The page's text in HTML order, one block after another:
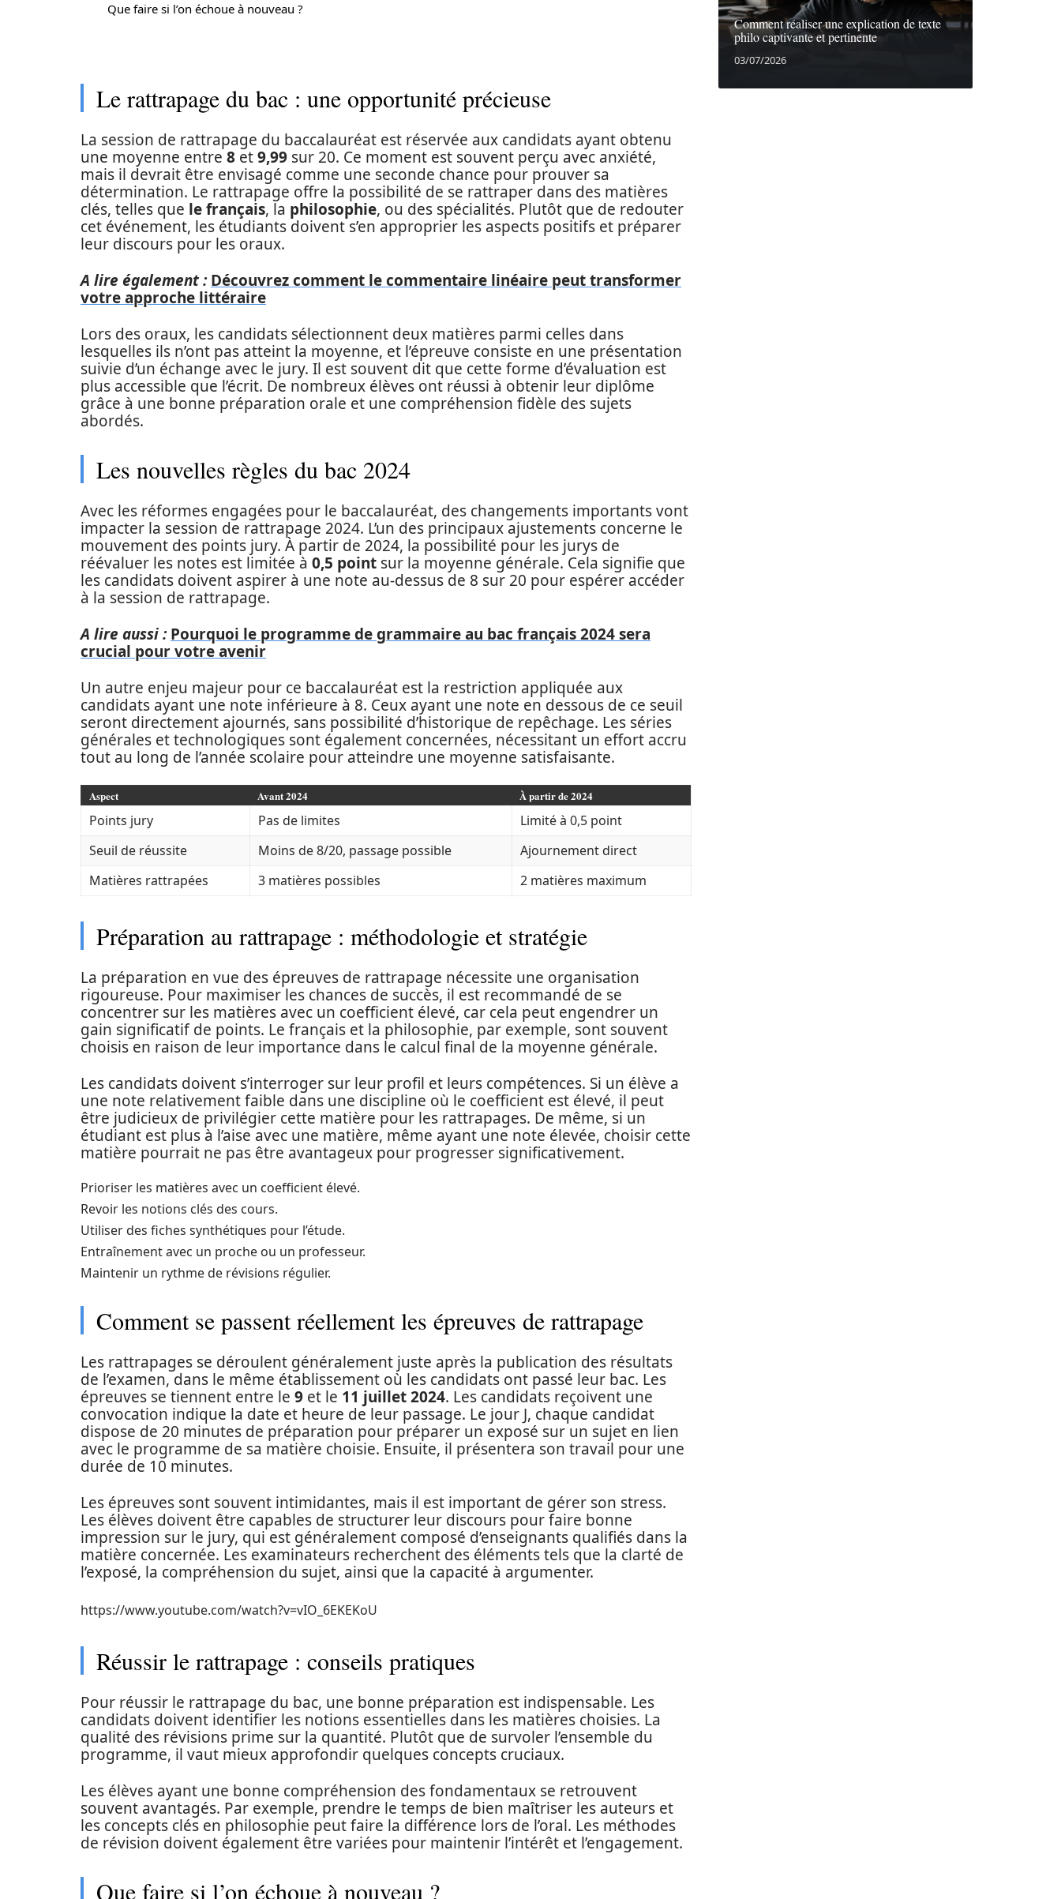
Que faire si l’on échoue à nouveau ?
Le rattrapage du bac : une opportunité précieuse
La session de rattrapage du baccalauréat est réservée aux candidats ayant obtenu
une moyenne entre 8 et9,99 sur 20. Ce moment est souvent perçu avec anxiété,
mais il devrait être envisagé comme une seconde chance pour prouver sa
détermination. Le rattrapage offre la possibilité de se rattraper dans des matières
clés, telles que le français, la philosophie, ou des spécialités. Plutôt que de redouter
cet événement, les étudiants doivent s’en approprier les aspects positifs et préparer
leur discours pour les oraux.
A lire également : Découvrez comment le commentaire linéaire peut transformer
votre approche littéraire
Lors des oraux, les candidats sélectionnent deux matières parmi celles dans
lesquelles ils n’ont pas atteint la moyenne, et l’épreuve consiste en une présentation
suivie d’un échange avec le jury. Il est souvent dit que cette forme d’évaluation est
plus accessible que l’écrit. De nombreux élèves ont réussi à obtenir leur diplôme
grâce à une bonne préparation orale et une compréhension fidèle des sujets
abordés.
Les nouvelles règles du bac 2024
Avec les réformes engagées pour le baccalauréat, des changements importants vont
impacter la session de rattrapage 2024. L’un des principaux ajustements concerne le
mouvement des points jury. À partir de 2024, la possibilité pour les jurys de
réévaluer les notes est limitée à 0,5 point sur la moyenne générale. Cela signifie que
les candidats doivent aspirer à une note au-dessus de 8 sur 20 pour espérer accéder
à la session de rattrapage.
A lire aussi : Pourquoi le programme de grammaire au bac français 2024 sera
crucial pour votre avenir
Un autre enjeu majeur pour ce baccalauréat est la restriction appliquée aux
candidats ayant une note inférieure à 8. Ceux ayant une note en dessous de ce seuil
seront directement ajournés, sans possibilité d’historique de repêchage. Les séries
générales et technologiques sont également concernées, nécessitant un effort accru
tout au long de l’année scolaire pour atteindre une moyenne satisfaisante.
Aspect Avant 2024 À partir de 2024
Points jury Pas de limites
Limité à 0,5 point
Seuil de réussite
Moins de 8/20, passage possible
Ajournement direct
Matières rattrapées
3 matières possibles 2 matières maximum
Préparation au rattrapage : méthodologie et stratégie
La préparation en vue des épreuves de rattrapage nécessite une organisation
rigoureuse. Pour maximiser les chances de succès, il est recommandé de se
concentrer sur les matières avec un coefficient élevé, car cela peut engendrer un
gain significatif de points. Le français et la philosophie, par exemple, sont souvent
choisis en raison de leur importance dans le calcul final de la moyenne générale.
Les candidats doivent s’interroger sur leur profil et leurs compétences. Si un élève a
une note relativement faible dans une discipline où le coefficient est élevé, il peut
être judicieux de privilégier cette matière pour les rattrapages. De même, si un
étudiant est plus à l’aise avec une matière, même ayant une note élevée, choisir cette
matière pourrait ne pas être avantageux pour progresser significativement.
Prioriser les matières avec un coefficient élevé.
Revoir les notions clés des cours.
Utiliser des fiches synthétiques pour l’étude.
Entraînement avec un proche ou un professeur.
Maintenir un rythme de révisions régulier.
Comment se passent réellement les épreuves de rattrapage
Les rattrapages se déroulent généralement juste après la publication des résultats
de l’examen, dans le même établissement où les candidats ont passé leur bac. Les
épreuves se tiennent entre le 9 et le 11 juillet2024. Les candidats reçoivent une
convocation indique la date et heure de leur passage. Le jour J, chaque candidat
dispose de 20 minutes de préparation pour préparer un exposé sur un sujet en lien
avec le programme de sa matière choisie. Ensuite, il présentera son travail pour une
durée de 10 minutes.
Les épreuves sont souvent intimidantes, mais il est important de gérer son stress.
Les élèves doivent être capables de structurer leur discours pour faire bonne
impression sur le jury, qui est généralement composé d’enseignants qualifiés dans la
matière concernée. Les examinateurs recherchent des éléments tels que la clarté de
l’exposé, la compréhension du sujet, ainsi que la capacité à argumenter.
https://www.youtube.com/watch?v=vIO_6EKEKoU
Réussir le rattrapage : conseils pratiques
Pour réussir le rattrapage du bac, une bonne préparation est indispensable. Les
candidats doivent identifier les notions essentielles dans les matières choisies. La
qualité des révisions prime sur la quantité. Plutôt que de survoler l’ensemble du
programme, il vaut mieux approfondir quelques concepts cruciaux.
Les élèves ayant une bonne compréhension des fondamentaux se retrouvent
souvent avantagés. Par exemple, prendre le temps de bien maîtriser les auteurs et
les concepts clés en philosophie peut faire la différence lors de l’oral. Les méthodes
de révision doivent également être variées pour maintenir l’intérêt et l’engagement.
Que faire si l’on échoue à nouveau ?
Comment réaliser une explication de texte
philo captivante et pertinente
03/07/2026